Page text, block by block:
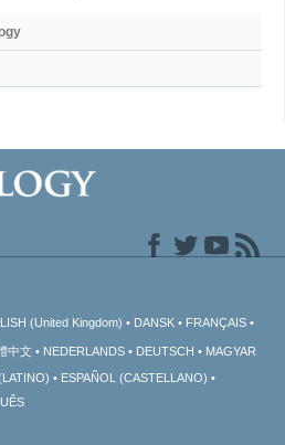
(United Kingdom) DANSK FRANÇAIS
中文 NEDERLANDS DEUTSCH
MAGYAR
ESPAÑOL (CASTELLANO)